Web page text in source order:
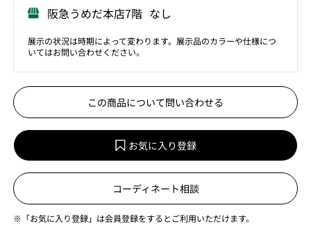
阪急うめだ本店7階 なし
展示の状況は時期によって変わります。展示品のカラーや仕様につ
いてはお問い合わせください。
この商品について問い合わせる
お気に入り登録
コーディネート相談
※「お気に入り登録」は会員登録をするとご利用いただけます。